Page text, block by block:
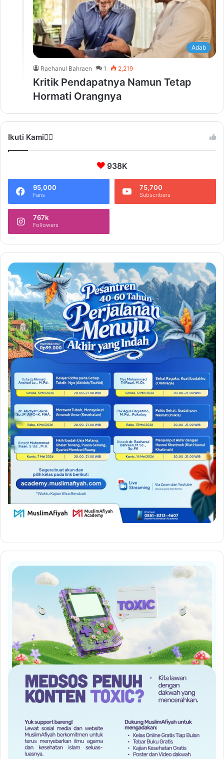
Adab
Raehanul Bahraen 1 2,219
Kritik Pendapatnya Namun Tetap
Hormati Orangnya
Ikuti Kami❤️‍🔥
938K
95,000
Fans
75,700
Subscribers
767k
Followers